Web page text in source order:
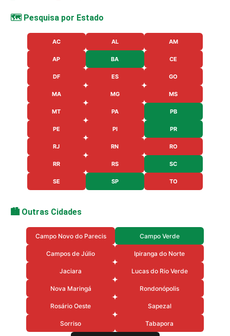
🗺️ Pesquisa por Estado
AC AL AM
AP BA CE
DF ES GO
MA MG MS
MT PA PB
PE PI PR
RJ RN RO
RR RS SC
SE SP TO
🏙️ Outras Cidades
Campo Novo do Parecis Campo Verde
Campos de Júlio Ipiranga do Norte
Jaciara Lucas do Rio Verde
Nova Maringá Rondonópolis
Rosário Oeste Sapezal
Sorriso Tabapora